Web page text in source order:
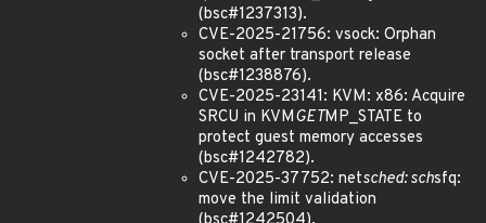
(bsc#1237313).
CVE-2025-21756: vsock: Orphan
socket after transport release
(bsc#1238876).
CVE-2025-23141: KVM: x86: Acquire
SRCU in KVMGETMP_STATE to
protect guest memory accesses
(bsc#1242782).
CVE-2025-37752: netsched: schsfq:
move the limit validation